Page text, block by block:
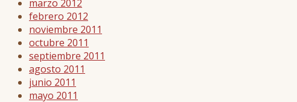
marzo 2012
febrero 2012
noviembre 2011
octubre 2011
septiembre 2011
agosto 2011
junio 2011
mayo 2011